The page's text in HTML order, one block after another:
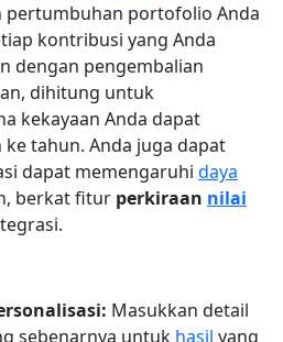
portofolio Anda
kontribusi yang Anda
dengan pengembalian
dihitung untuk
kekayaan Anda dapat
tahun. Anda juga dapat
dapat memengaruhi daya
berkat fitur perkiraan nilai
Masukkan detail
sebenarnya untuk hasil yang